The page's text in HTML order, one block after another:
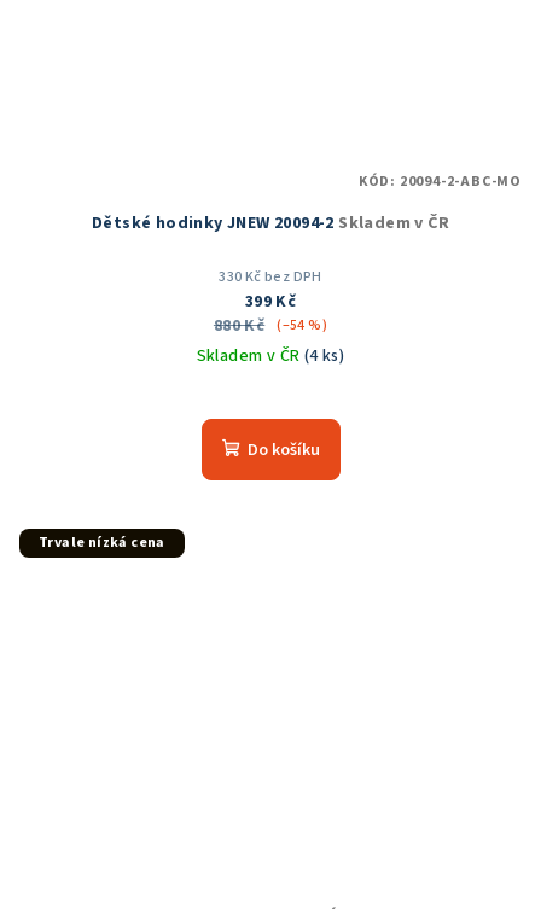
Dětské hodinky JNEW 20094-2 Skladem v ČR
330 Kč bez DPH
399 Kč
880 Kč (–54 %)
Skladem v ČR (4 ks)
hodnocení
produktu
Do košíku
KÓD: 20094-2-ABC-MO
Trvale nízká cena